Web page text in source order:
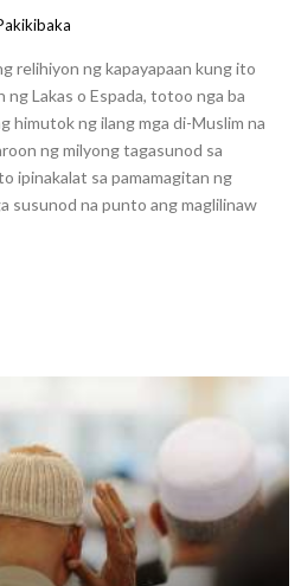
relihiyon ng kapayapaan kung ito
ng Lakas o Espada, totoo nga ba
himutok ng ilang mga di-Muslim na
ng milyong tagasunod sa
ipinakalat sa pamamagitan ng
susunod na punto ang maglilinaw